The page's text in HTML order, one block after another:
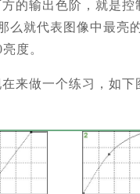
的输出色阶，就是
么就代表图像中最亮
度。
来做一个练习，如